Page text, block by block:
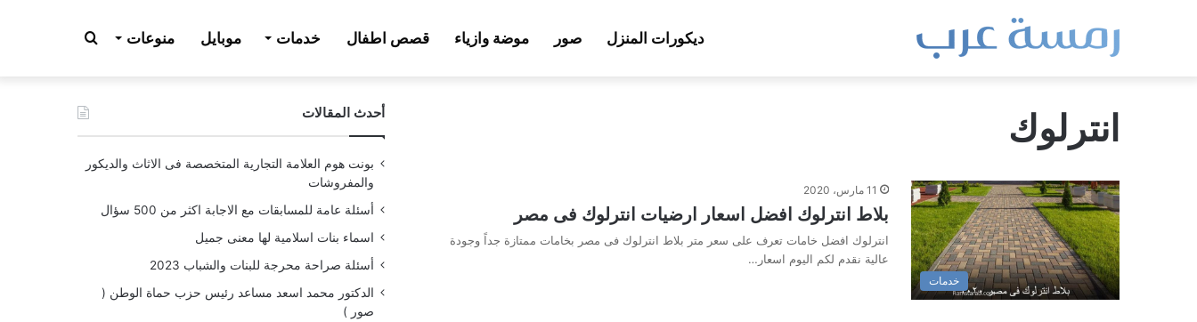
ديكورات المنزل صور موضة وازياء قصص اطفال خدمات موبايل منوعات بحث
عن انترلوك
خدمات
11 مارس، 2020
بلاط انترلوك افضل اسعار ارضيات انترلوك فى مصر
انترلوك افضل خامات تعرف على سعر متر بلاط انترلوك فى مصر بخامات ممتازة جداً وجودة
عالية نقدم لكم اليوم اسعار…
أحدث المقالات
بونت هوم العلامة التجارية المتخصصة فى الاثاث والديكور
والمفروشات
أسئلة عامة للمسابقات مع الاجابة اكثر من 500 سؤال
اسماء بنات اسلامية لها معنى جميل
أسئلة صراحة محرجة للبنات والشباب 2023
الدكتور محمد اسعد مساعد رئيس حزب حماة الوطن (
صور )